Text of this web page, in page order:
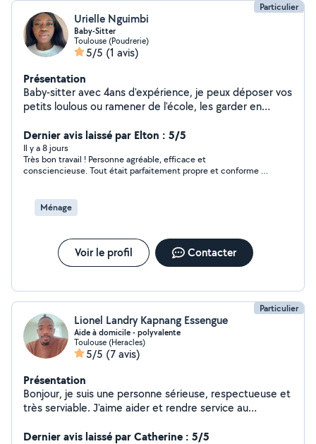
Particulier
Urielle Nguimbi
Baby-Sitter
Toulouse (Poudrerie)
5/5 (1 avis)
Présentation
Baby-sitter avec 4ans d'expérience, je peux déposer vos
petits loulous ou ramener de l'école, les garder en
Dernier avis laissé par Elton : 5/5
Il y a 8 jours
Très bon travail ! Personne agréable, efficace et
consciencieuse. Tout était parfaitement propre et conforme à
Ménage
Voir le profil Contacter
Particulier
Lionel Landry Kapnang Essengue
Aide à domicile - polyvalente
Toulouse (Heracles)
5/5 (7 avis)
Présentation
Bonjour, je suis une personne sérieuse, respectueuse et
très serviable. J'aime aider et rendre service au
bonne humeur. J'ai l'habitude d'accompagner des
Dernier avis laissé par Catherine : 5/5